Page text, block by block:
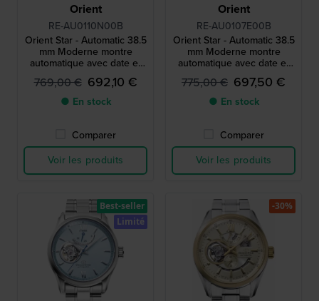
Orient
RE-AU0110N00B
Orient Star - Automatic 38.5
mm Moderne montre
automatique avec date et
indicateur de réserve de
marche
769,00 € 692,10 €
● En stock
Comparer
Voir les produits
Orient
RE-AU0107E00B
Orient Star - Automatic 38.5
mm Moderne montre
automatique avec date et
indicateur de réserve de
marche
775,00 € 697,50 €
● En stock
Comparer
Voir les produits
Best-seller
Limité
-30%